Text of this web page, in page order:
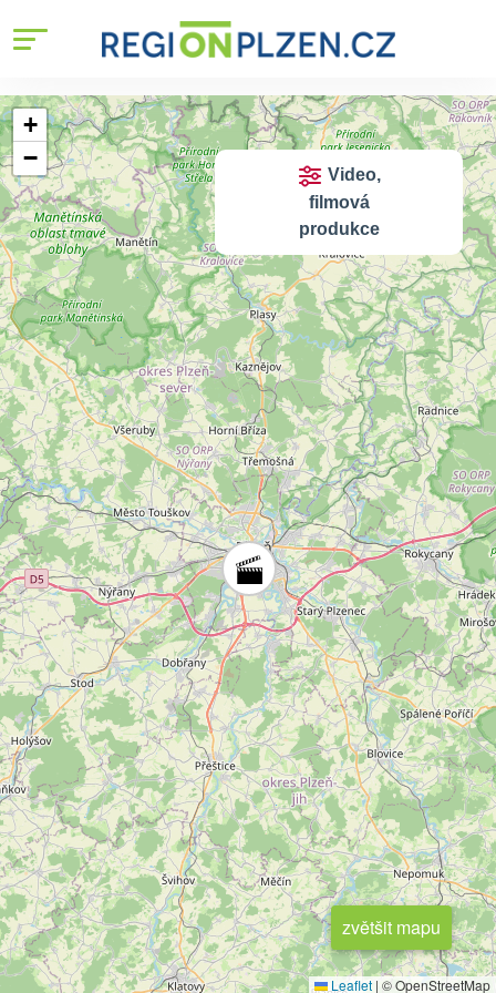
zvětšit mapu
+
−
Leaflet | © OpenStreetMap
Video,
filmová
produkce